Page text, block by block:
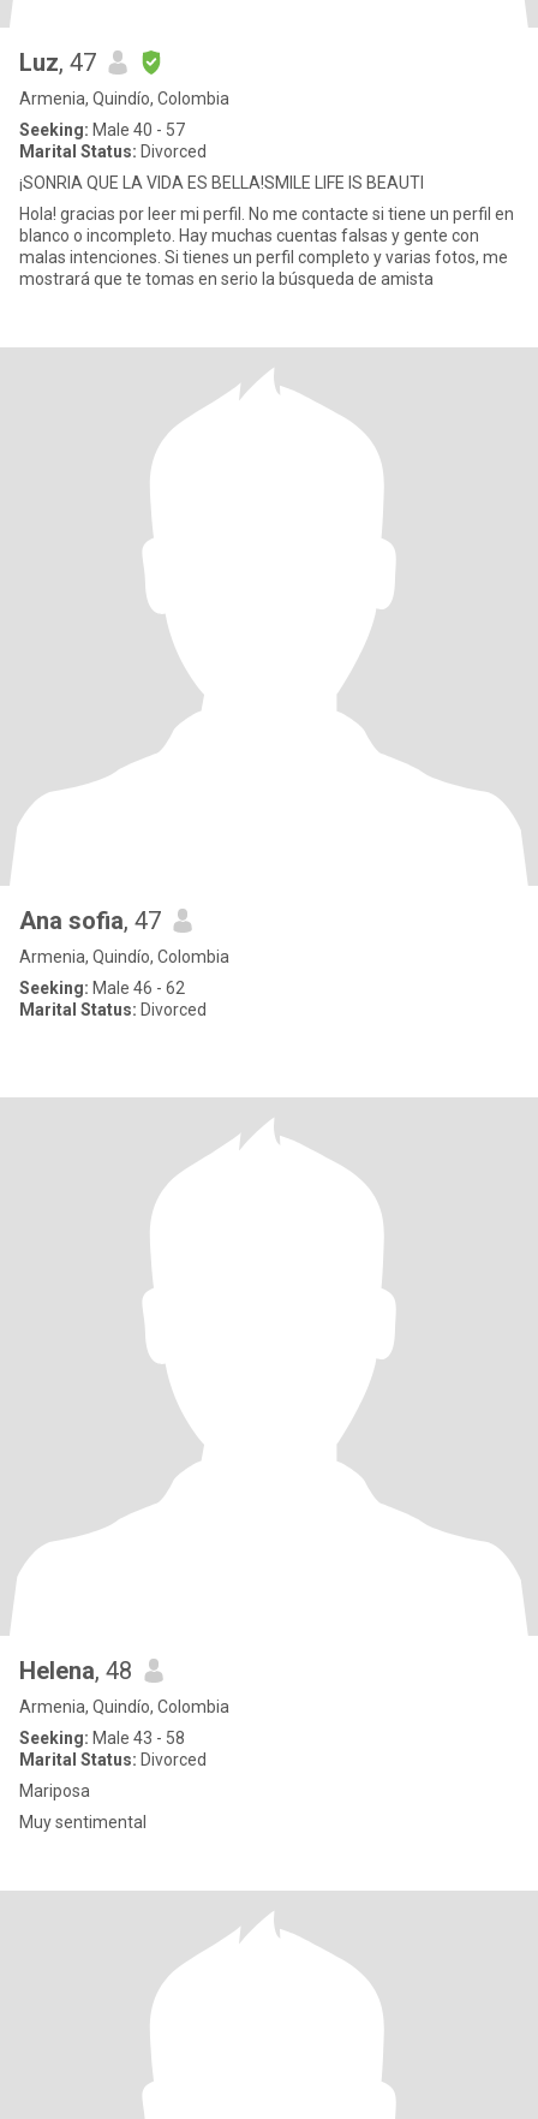
Luz, 47
Armenia, Quindío, Colombia
Seeking: Male 40 - 57
Marital Status: Divorced
¡SONRIA QUE LA VIDA ES BELLA!SMILE LIFE IS BEAUTI
Hola! gracias por leer mi perfil. No me contacte si tiene un perfil en
blanco o incompleto. Hay muchas cuentas falsas y gente con
malas intenciones. Si tienes un perfil completo y varias fotos, me
mostrará que te tomas en serio la búsqueda de amista
Ana sofia, 47
Armenia, Quindío, Colombia
Seeking: Male 46 - 62
Marital Status: Divorced
Helena, 48
Armenia, Quindío, Colombia
Seeking: Male 43 - 58
Marital Status: Divorced
Mariposa
Muy sentimental